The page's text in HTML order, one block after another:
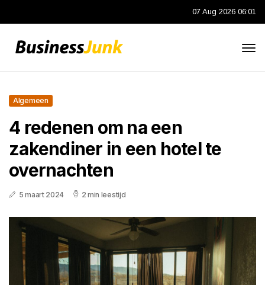
07 Aug 2026 06:01
Algemeen
4 redenen om na een
zakendiner in een hotel te
overnachten
5 maart 2024 2 min leestijd